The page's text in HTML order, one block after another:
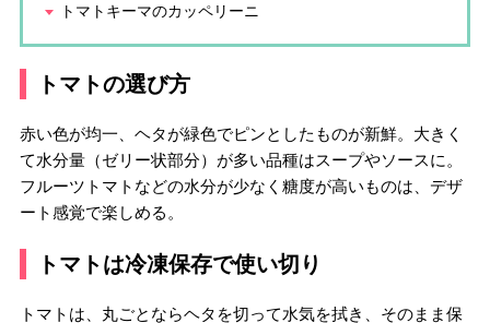
トマトキーマのカッペリーニ
トマトの選び方
赤い色が均一、ヘタが緑色でピンとしたものが新鮮。大きく
て水分量（ゼリー状部分）が多い品種はスープやソースに。
フルーツトマトなどの水分が少なく糖度が高いものは、デザ
ート感覚で楽しめる。
トマトは冷凍保存で使い切り
トマトは、丸ごとならヘタを切って水気を拭き、そのまま保